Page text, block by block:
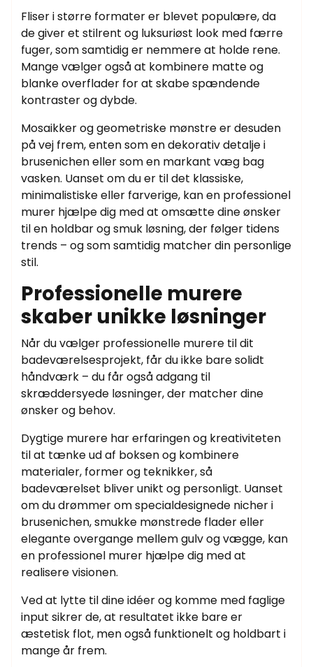
Fliser i større formater er blevet populære, da
de giver et stilrent og luksuriøst look med færre
fuger, som samtidig er nemmere at holde rene.
Mange vælger også at kombinere matte og
blanke overflader for at skabe spændende
kontraster og dybde.
Mosaikker og geometriske mønstre er desuden
på vej frem, enten som en dekorativ detalje i
brusenichen eller som en markant væg bag
vasken. Uanset om du er til det klassiske,
minimalistiske eller farverige, kan en professionel
murer hjælpe dig med at omsætte dine ønsker
til en holdbar og smuk løsning, der følger tidens
trends – og som samtidig matcher din personlige
stil.
Professionelle murere
skaber unikke løsninger
Når du vælger professionelle murere til dit
badeværelsesprojekt, får du ikke bare solidt
håndværk – du får også adgang til
skræddersyede løsninger, der matcher dine
ønsker og behov.
Dygtige murere har erfaringen og kreativiteten
til at tænke ud af boksen og kombinere
materialer, former og teknikker, så
badeværelset bliver unikt og personligt. Uanset
om du drømmer om specialdesignede nicher i
brusenichen, smukke mønstrede flader eller
elegante overgange mellem gulv og vægge, kan
en professionel murer hjælpe dig med at
realisere visionen.
Ved at lytte til dine idéer og komme med faglige
input sikrer de, at resultatet ikke bare er
æstetisk flot, men også funktionelt og holdbart i
mange år frem.